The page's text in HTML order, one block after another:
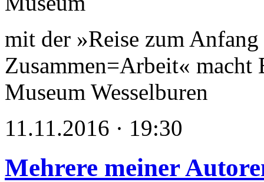
mit der »Reise zum
Zusammen=Arbeit« macht
Museum Wesselburen
11.11.2016 · 19:30
Mehrere meiner